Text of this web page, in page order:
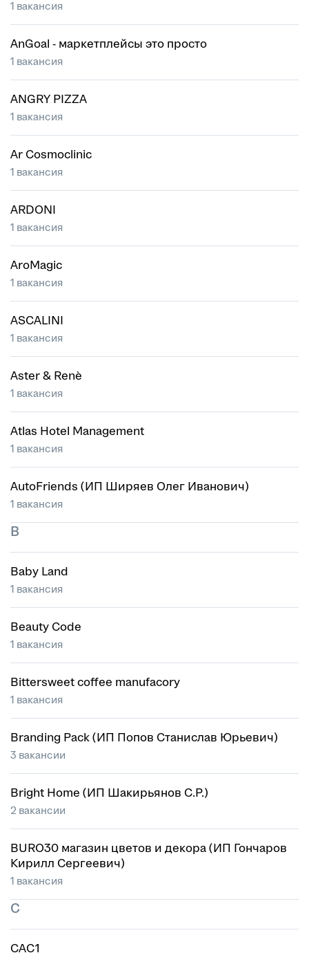
1 вакансия
AnGoal - маркетплейсы это просто
1 вакансия
ANGRY PIZZA
1 вакансия
Ar Cosmoclinic
1 вакансия
ARDONI
1 вакансия
AroMagic
1 вакансия
ASCALINI
1 вакансия
Aster & Renè
1 вакансия
Atlas Hotel Management
1 вакансия
AutoFriends (ИП Ширяев Олег Иванович)
1 вакансия
B
Baby Land
1 вакансия
Beauty Code
1 вакансия
Bittersweet coffee manufacory
1 вакансия
Branding Pack (ИП Попов Станислав Юрьевич)
3 вакансии
Bright Home (ИП Шакирьянов С.Р.)
2 вакансии
BURO30 магазин цветов и декора (ИП Гончаров
Кирилл Сергеевич)
1 вакансия
C
CAC1